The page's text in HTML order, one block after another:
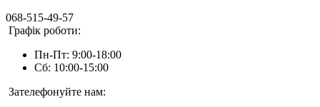
068-515-49-57
Графік роботи:
Пн-Пт: 9:00-18:00
Сб: 10:00-15:00
Зателефонуйте нам: